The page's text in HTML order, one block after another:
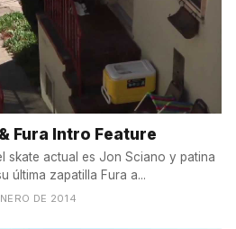
Fura Intro Feature
skate actual es Jon Sciano y patina
última zapatilla Fura a...
DE 2014